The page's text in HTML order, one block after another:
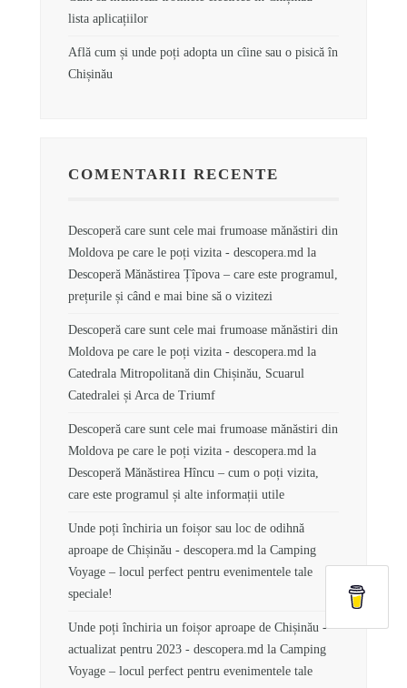
lista aplicațiilor
Află cum și unde poți adopta un cîine sau o pisică în
Chișinău
COMENTARII RECENTE
Descoperă care sunt cele mai frumoase mănăstiri din
Moldova pe care le poți vizita - descopera.md la
Descoperă Mănăstirea Țîpova – care este programul,
prețurile și când e mai bine să o vizitezi
Descoperă care sunt cele mai frumoase mănăstiri din
Moldova pe care le poți vizita - descopera.md la
Catedrala Mitropolitană din Chișinău, Scuarul
Catedralei și Arca de Triumf
Descoperă care sunt cele mai frumoase mănăstiri din
Moldova pe care le poți vizita - descopera.md la
Descoperă Mănăstirea Hîncu – cum o poți vizita,
care este programul și alte informații utile
Unde poți închiria un foișor sau loc de odihnă
aproape de Chișinău - descopera.md la Camping
Voyage – locul perfect pentru evenimentele tale
speciale!
Unde poți închiria un foișor aproape de Chișinău -
actualizat pentru 2023 - descopera.md la Camping
Voyage – locul perfect pentru evenimentele tale